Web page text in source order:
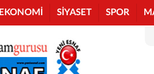
EKONOMİ SİYASET SPOR